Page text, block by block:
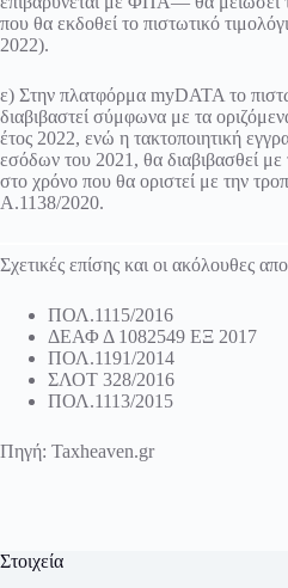
που θα εκδοθεί το πιστωτικό
2022).
ε) Στην πλατφόρμα myDATA το
διαβιβαστεί σύμφωνα με τα
έτος 2022, ενώ η τακτοποιητική
εσόδων του 2021, θα διαβιβασθεί με
στο χρόνο που θα οριστεί με την
Α.1138/2020.
Σχετικές επίσης και οι ακόλουθες
ΠΟΛ.1115/2016
ΔΕΑΦ Δ 1082549 ΕΞ 2017
ΠΟΛ.1191/2014
ΣΛΟΤ 328/2016
ΠΟΛ.1113/2015
Πηγή: Taxheaven.gr
Στοιχεία